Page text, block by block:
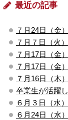
最近の記事
７月24日（金
７月７日（火
７月17日（金
７月17日（金
７月16日（木
卒業生が活躍
６月３日（水
６月24日（水